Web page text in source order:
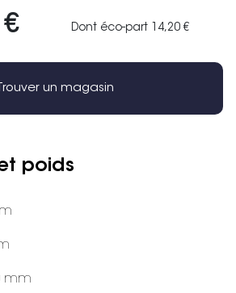
Dont éco-part 14,20 €
Trouver un magasin
poids
mm